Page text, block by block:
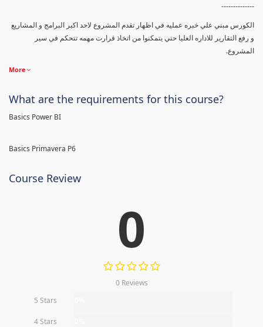
--------------
الكورس مبني علي خبره عمليه في اظهار تقدم المشروع لاحد اكبر البرامج و المشاريع
و رفع التقارير للاداره العليا حتي يتمكنوا من اتخاذ قرارت مهمه تتحكم في سير
المشروع.
More
What are the requirements for this course?
Basics Power BI
Basics Primavera P6
Course Review
0
0 Reviews
5 Stars
4 Stars